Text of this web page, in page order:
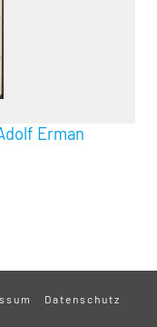
Erman
Datenschutz